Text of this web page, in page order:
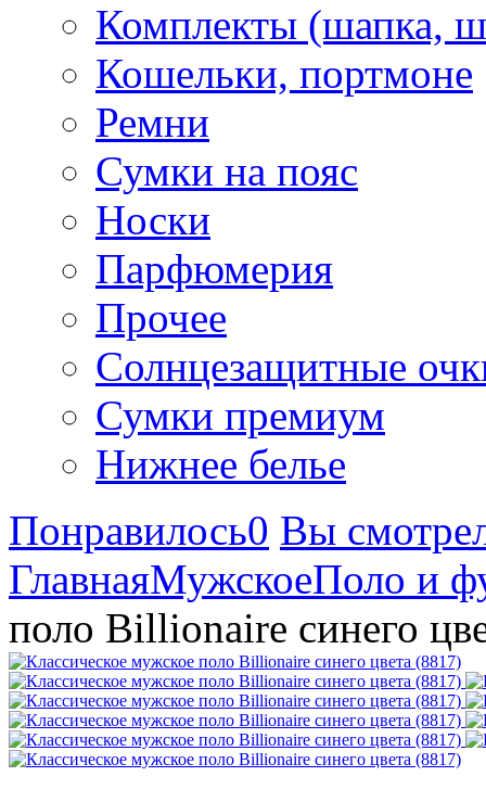
Комплекты (шапка,
Кошельки, портмоне
Ремни
Сумки на пояс
Носки
Парфюмерия
Прочее
Солнцезащитные
Сумки премиум
Нижнее белье
Понравилось0 Вы
ГлавнаяМужскоеПоло и
поло Billionaire синего